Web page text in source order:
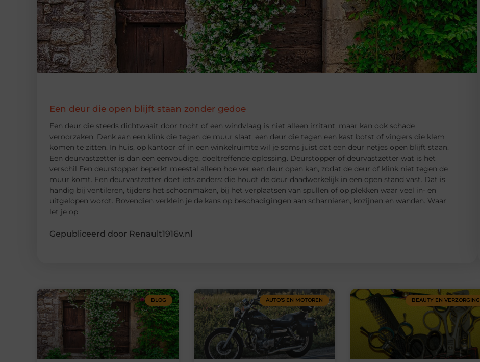
Een deur die open blijft staan zonder gedoe
Een deur die steeds dichtwaait door tocht of een windvlaag is niet alleen irritant, maar kan ook schade
veroorzaken. Denk aan een klink die tegen de muur slaat, een deur die tegen een kast botst of vingers die klem
komen te zitten. In huis, op kantoor of in een winkelruimte wil je soms juist dat een deur netjes open blijft staan.
Een deurvastzetter is dan een eenvoudige, doeltreffende oplossing. Deurstopper of deurvastzetter wat is het
verschil Een deurstopper beperkt meestal alleen hoe ver een deur open kan, zodat de deur of klink niet tegen de
muur komt. Een deurvastzetter doet iets anders: die houdt de deur daadwerkelijk in een open stand vast. Dat is
handig bij ventileren, tijdens het schoonmaken, bij het verplaatsen van spullen of op plekken waar veel in- en
uitgelopen wordt. Bovendien verklein je de kans op beschadigingen aan scharnieren, kozijnen en wanden. Waar
let je op
Gepubliceerd door Renault1916v.nl
BLOG AUTO’S EN MOTOREN BEAUTY EN VERZORGING